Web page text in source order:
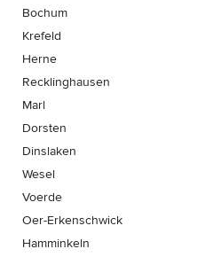
Bochum
Krefeld
Herne
Recklinghausen
Marl
Dorsten
Dinslaken
Wesel
Voerde
Oer-Erkenschwick
Hamminkeln